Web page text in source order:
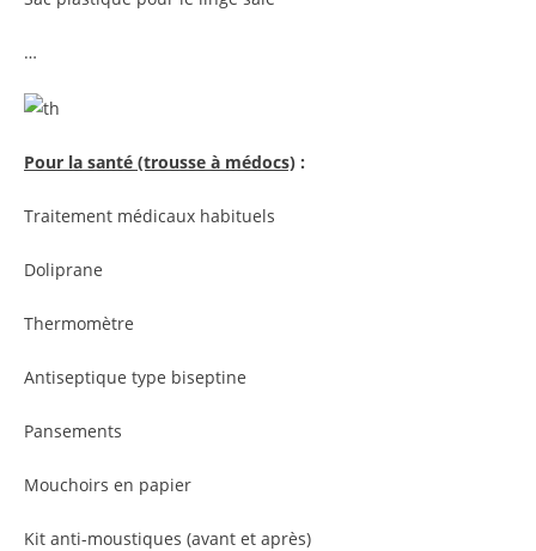
…
Pour la santé (trousse à médocs) :
Traitement médicaux habituels
Doliprane
Thermomètre
Antiseptique type biseptine
Pansements
Mouchoirs en papier
Kit anti-moustiques (avant et après)